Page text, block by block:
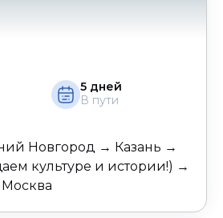
5 дней
В пути
Новгород → Казань →
культуре и истории!) →